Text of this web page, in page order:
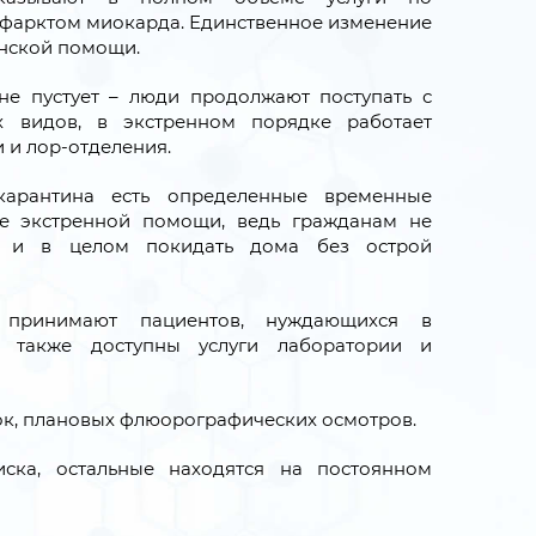
миокарда. Единственное изменение
помощи.
пустует – люди продолжают поступать с
видов, в экстренном порядке работает
и лор-отделения.
есть определенные временные
экстренной помощи, ведь гражданам не
и в целом покидать дома без острой
пациентов, нуждающихся в
доступны услуги лаборатории и
плановых флюорографических осмотров.
остальные находятся на постоянном